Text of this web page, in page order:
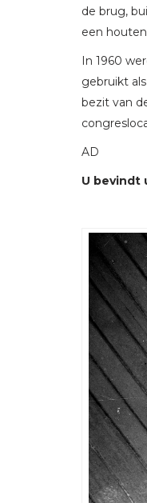
de brug,
een
In 1960
gebruikt
bezit van
AD
U bevindt